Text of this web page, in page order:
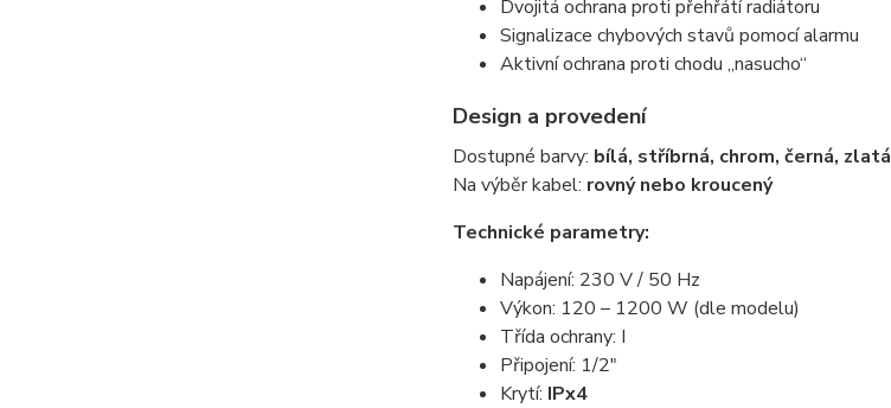
Dvojitá ochrana proti přehřátí radiátoru
Signalizace chybových stavů pomocí alarmu
Aktivní ochrana proti chodu „nasucho“
Design a provedení
Dostupné barvy: bílá, stříbrná, chrom, černá, zlatá
Na výběr kabel: rovný nebo kroucený
Technické parametry:
Napájení: 230 V / 50 Hz
Výkon: 120 – 1200 W (dle modelu)
Třída ochrany: I
Připojení: 1/2"
Krytí: IPx4